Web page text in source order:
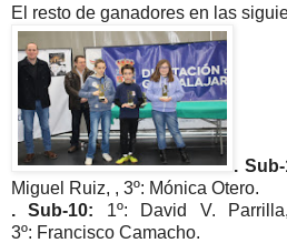
El resto de ganadores en las
.
Miguel Ruiz, , 3º: Mónica Otero.
. Sub-10:
1º: David V. Parrilla
3º: Francisco Camacho.